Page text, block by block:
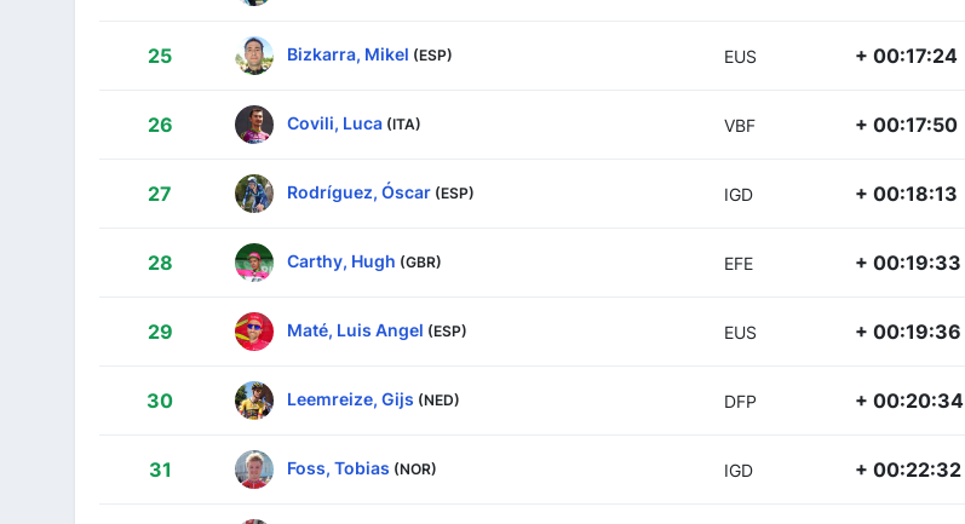
25 Bizkarra, Mikel (ESP) EUS + 00:17:24
26 Covili, Luca (ITA) VBF + 00:17:50
27 Rodríguez, Óscar (ESP) IGD + 00:18:13
28 Carthy, Hugh (GBR) EFE + 00:19:33
29 Maté, Luis Angel (ESP) EUS + 00:19:36
30 Leemreize, Gijs (NED) DFP + 00:20:34
31 Foss, Tobias (NOR) IGD + 00:22:32